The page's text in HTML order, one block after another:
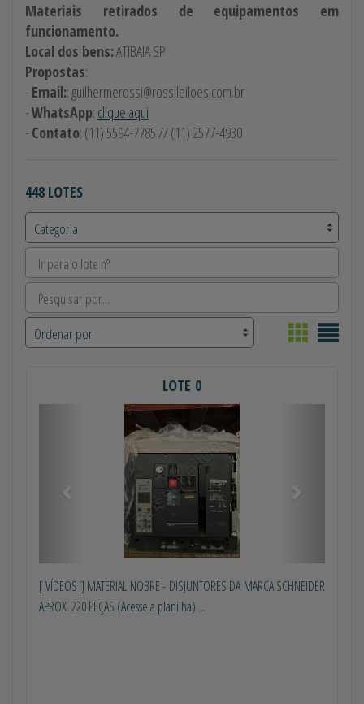
Materiais retirados de equipamentos em
funcionamento.
Local dos bens:ATIBAIA SP
Propostas:
- Email:: guilhermerossi@rossileiloes.com.br
-WhatsApp: clique aqui
- Contato: (11) 5594-7785 // (11) 2577-4930
448 LOTES
LOTE 0
[ VÍDEOS ] MATERIAL NOBRE - DISJUNTORES DA MARCA SCHNEIDER
APROX. 220 PEÇAS (Acesse a planilha) ...